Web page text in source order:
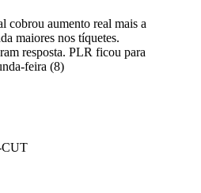
cobrou aumento real mais a
maiores nos tíquetes.
resposta. PLR ficou para
feira (8)
CUT